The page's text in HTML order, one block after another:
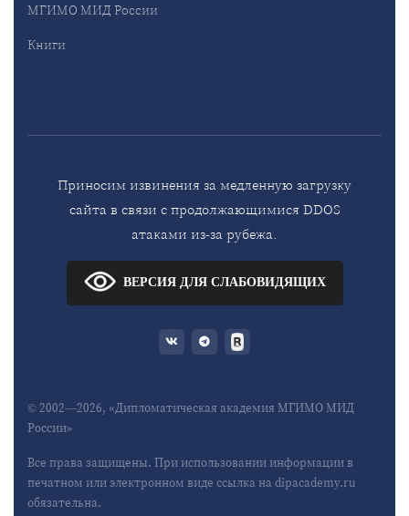
МГИМО МИД России
Книги
Приносим извинения за медленную загрузку
сайта в связи с продолжающимися DDOS
атаками из-за рубежа.
ВЕРСИЯ ДЛЯ СЛАБОВИДЯЩИХ
© 2002—2026, «Дипломатическая академия МГИМО МИД
России»
Все права защищены. При использовании информации в
печатном или электронном виде ссылка на dipacademy.ru
обязательна.